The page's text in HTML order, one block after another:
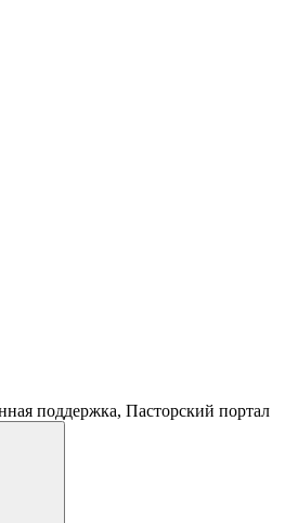
поддержка, Пасторский портал